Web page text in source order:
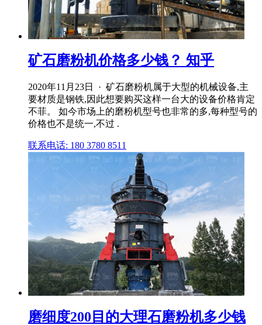
矿石磨粉机价格多少钱？ 知乎
2020年11月23日 · 矿石磨粉机属于大型的机械设备,主
要材质是钢铁,因此想要购买这样一台大的设备价格肯定
不菲。 如今市场上的磨粉机型号也非常的多,每种型号的
价格也不是统一,不过 .
联系电话: 180 3780 8511
磨细度200目的大理石磨粉机多少钱